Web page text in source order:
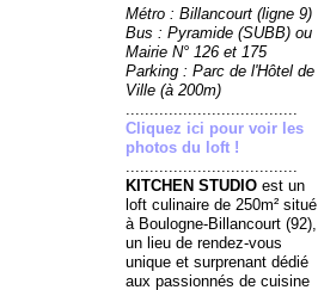
Métro : Billancourt (ligne 9)
Bus : Pyramide (SUBB) ou
Mairie N° 126 et 175
Parking : Parc de l'Hôtel de
Ville (à 200m)
....................................
Cliquez ici pour voir les
photos du loft !
....................................
KITCHEN STUDIO est un
loft culinaire de 250m² situé
à Boulogne-Billancourt (92),
un lieu de rendez-vous
unique et surprenant dédié
aux passionnés de cuisine